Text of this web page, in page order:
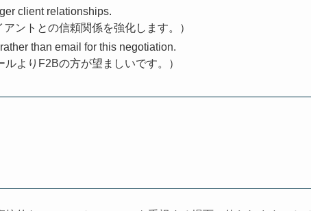
client relationships.
ントとの信頼関係を強化します。）
than email for this negotiation.
よりF2Bの方が望ましいです。）